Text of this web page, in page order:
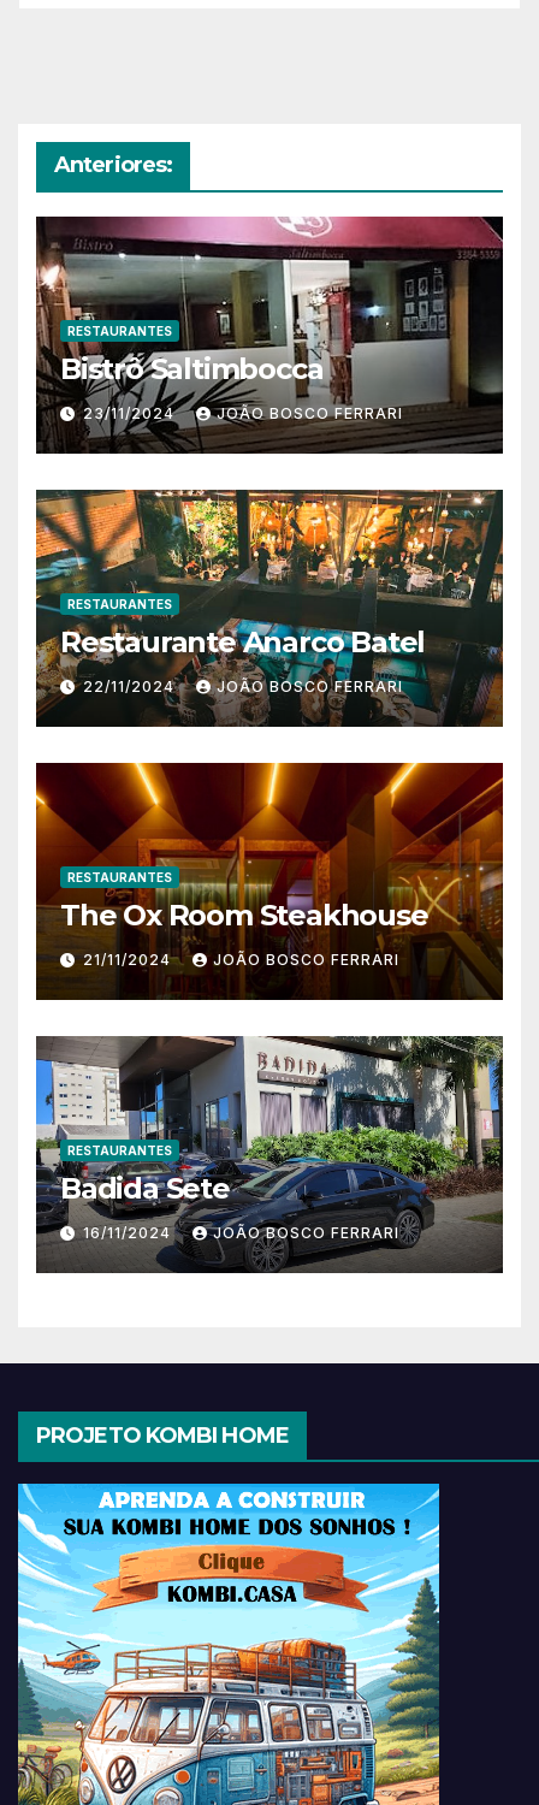
Anteriores:
RESTAURANTES
Bistrô Saltimbocca
23/11/2024 JOÃO BOSCO FERRARI
RESTAURANTES
Restaurante Anarco Batel
22/11/2024 JOÃO BOSCO FERRARI
RESTAURANTES
The Ox Room Steakhouse
21/11/2024 JOÃO BOSCO FERRARI
RESTAURANTES
Badida Sete
16/11/2024 JOÃO BOSCO FERRARI
PROJETO KOMBI HOME